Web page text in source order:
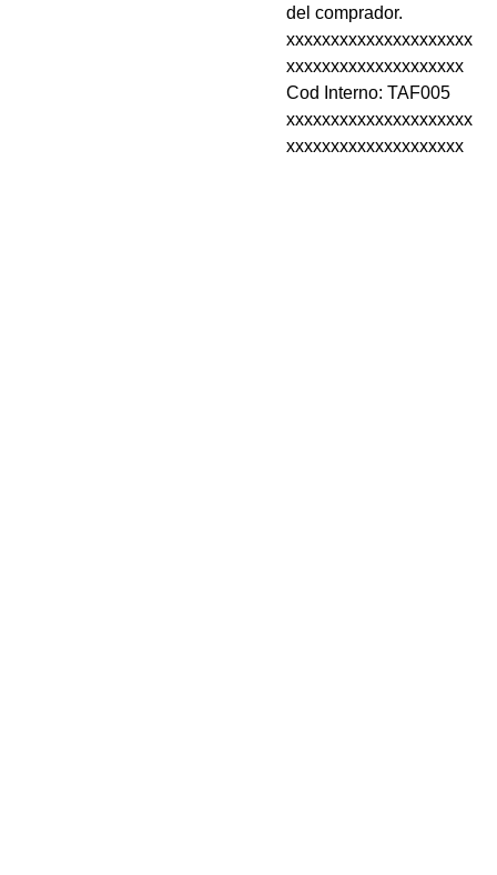
del comprador.
xxxxxxxxxxxxxxxxxxxxx
xxxxxxxxxxxxxxxxxxxx
Cod Interno: TAF005
xxxxxxxxxxxxxxxxxxxxx
xxxxxxxxxxxxxxxxxxxx